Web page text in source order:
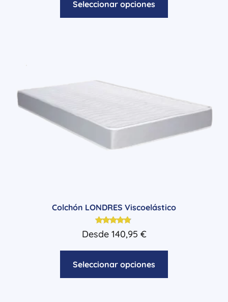
Seleccionar opciones
Colchón LONDRES Viscoelástico
Valorado
con
de 5
Desde 140,95 €
Seleccionar opciones